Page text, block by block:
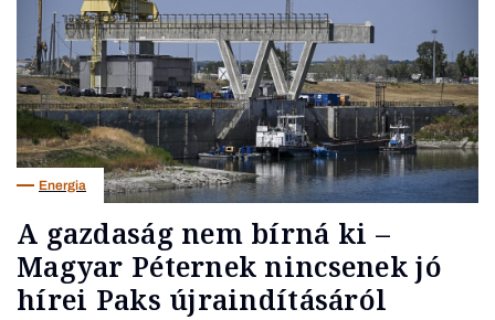
Energia
A gazdaság nem bírná ki –
Magyar Péternek nincsenek jó
hírei Paks újraindításáról